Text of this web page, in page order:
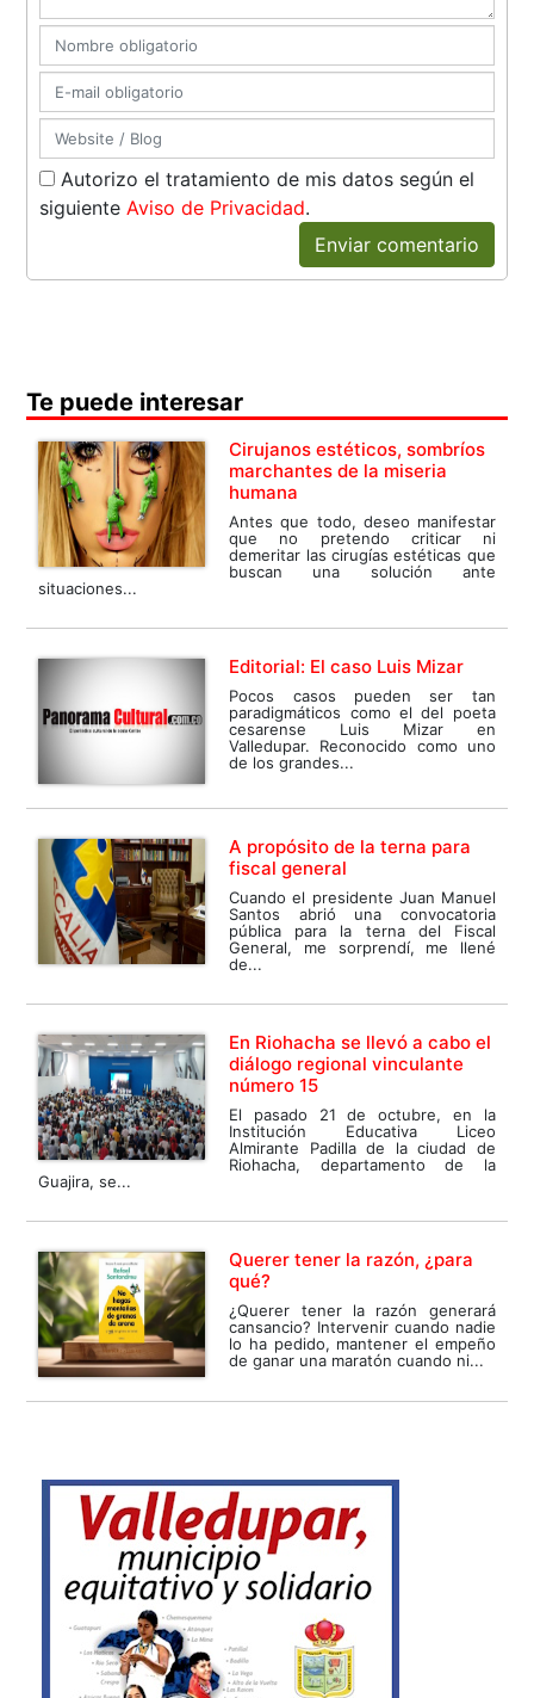
Autorizo el tratamiento de mis datos según el
siguiente Aviso de Privacidad.
Enviar comentario
Te puede interesar
Cirujanos estéticos, sombríos
marchantes de la miseria
humana
Antes que todo, deseo manifestar
que no pretendo criticar ni
demeritar las cirugías estéticas que
buscan una solución ante
situaciones...
Editorial: El caso Luis Mizar
Pocos casos pueden ser tan
paradigmáticos como el del poeta
cesarense Luis Mizar en
Valledupar. Reconocido como uno
de los grandes...
A propósito de la terna para
fiscal general
Cuando el presidente Juan Manuel
Santos abrió una convocatoria
pública para la terna del Fiscal
General, me sorprendí, me llené
de...
En Riohacha se llevó a cabo el
diálogo regional vinculante
número 15
El pasado 21 de octubre, en la
Institución Educativa Liceo
Almirante Padilla de la ciudad de
Riohacha, departamento de la
Guajira, se...
Querer tener la razón, ¿para
qué?
¿Querer tener la razón generará
cansancio? Intervenir cuando nadie
lo ha pedido, mantener el empeño
de ganar una maratón cuando ni...